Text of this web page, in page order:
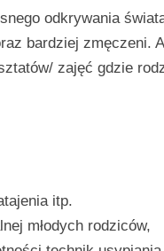
odkrywania
bardziej zmęczeni.
zajęć gdzie
itp.
młodych rodziców,